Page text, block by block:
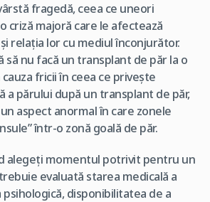
fragedă, ceea ce uneori
criză majoră care le afectează
relația lor cu mediul înconjurător.
să nu facă un transplant de păr la o
fricii în ceea ce privește
a părului după un transplant de păr,
aspect anormal în care zonele
într-o zonă goală de păr.
alegeți momentul potrivit pentru un
evaluată starea medicală a
disponibilitatea de a